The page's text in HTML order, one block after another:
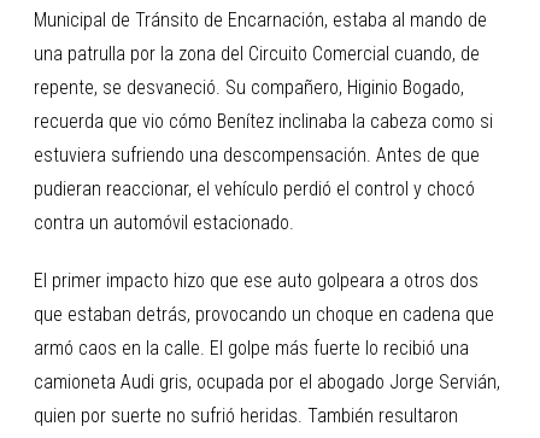
Municipal de Tránsito de Encarnación, estaba al mando de
una patrulla por la zona del Circuito Comercial cuando, de
repente, se desvaneció. Su compañero, Higinio Bogado,
recuerda que vio cómo Benítez inclinaba la cabeza como si
estuviera sufriendo una descompensación. Antes de que
pudieran reaccionar, el vehículo perdió el control y chocó
contra un automóvil estacionado.
El primer impacto hizo que ese auto golpeara a otros dos
que estaban detrás, provocando un choque en cadena que
armó caos en la calle. El golpe más fuerte lo recibió una
camioneta Audi gris, ocupada por el abogado Jorge Servián,
quien por suerte no sufrió heridas. También resultaron